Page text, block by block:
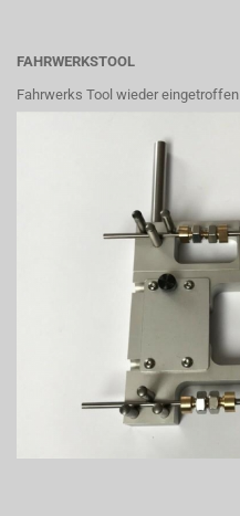
FAHRWERKSTOOL
Fahrwerks Tool wieder eingetroffen